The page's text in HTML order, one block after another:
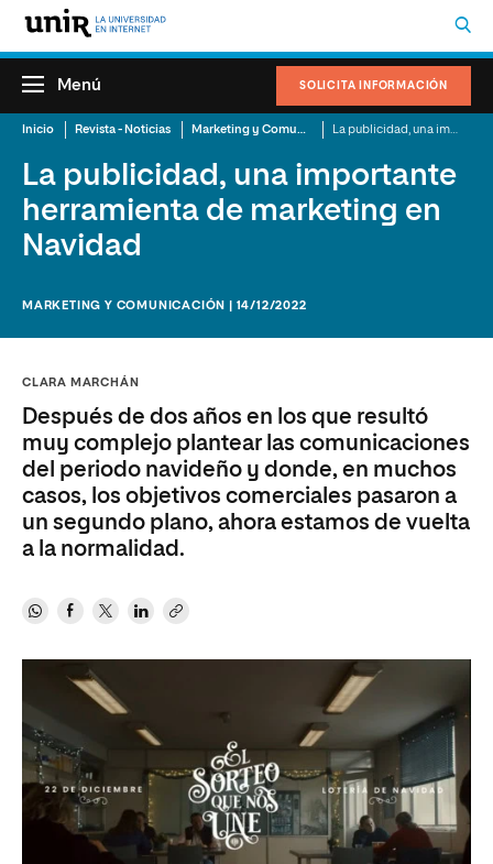
SOLICITA INFORMACIÓN
Menú
Inicio Revista - Noticias Marketing y Comunicación
La publicidad, una importante
herramienta de marketing en
Navidad
MARKETING Y COMUNICACIÓN | 14/12/2022
CLARA MARCHÁN
Después de dos años en los que resultó
muy complejo plantear las comunicaciones
del periodo navideño y donde, en muchos
casos, los objetivos comerciales pasaron a
un segundo plano, ahora estamos de vuelta
a la normalidad.